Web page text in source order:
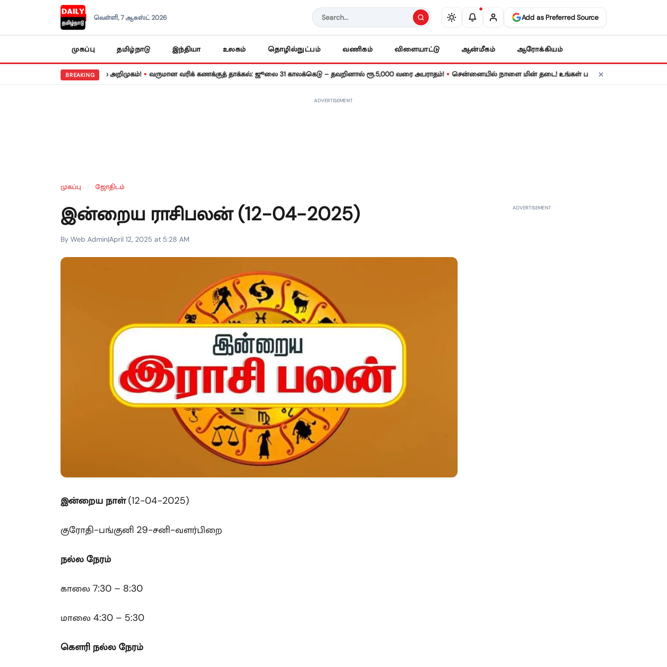
வெள்ளி, 7 ஆகஸ்ட் 2026 Add as Preferred Source
முகப்பு தமிழ்நாடு இந்தியா உலகம் தொழில்நுட்பம் வணிகம் விளையாட்டு ஆன்மீகம் ஆரோக்கியம்
BREAKING
பேட்டரியுடன் அசத்தல் அறிமுகம்! • வருமான வரிக் கணக்குத் தாக்கல்: ஜூலை 31 காலக்கெடு – தவறினால் ரூ.5,000 வரை அபராதம்! • சென்னையில் நாளை மின் தடை! உங்கள் பகுதியில் மின் விநியோகம்
ADVERTISEMENT
முகப்பு ஜோதிடம்
இன்றைய ராசிபலன் (12-04-2025)
By Web Admin|April 12, 2025 at 5:28 AM
இன்றைய நாள்(12-04-2025)
குரோதி-பங்குனி 29-சனி-வளர்பிறை
நல்ல நேரம்
காலை 7:30 – 8:30
மாலை 4:30 – 5:30
கௌரி நல்ல நேரம்
ADVERTISEMENT